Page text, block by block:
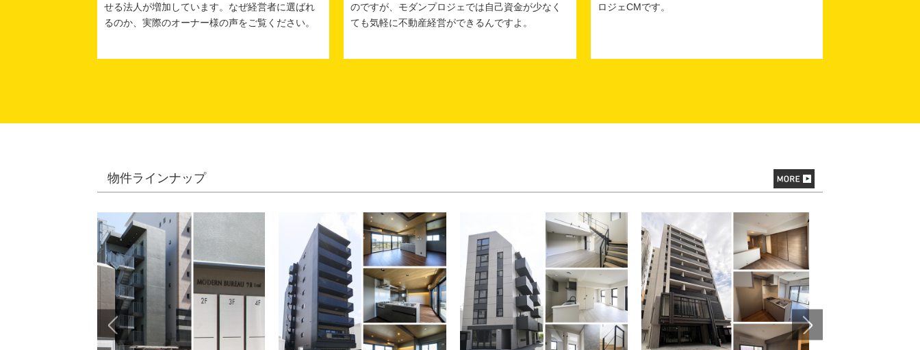
せる法人が増加しています。なぜ経営者に選ばれ
るのか、実際のオーナー様の声をご覧ください。
のですが、モダンプロジェでは自己資金が少なく
ても気軽に不動産経営ができるんですよ。
ロジェCMです。
物件ラインナップ